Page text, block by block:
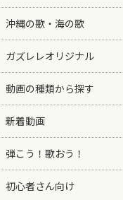
沖縄の歌・海の歌
ガズレレオリジナル
動画の種類から探す
新着動画
弾こう！歌おう！
初心者さん向け